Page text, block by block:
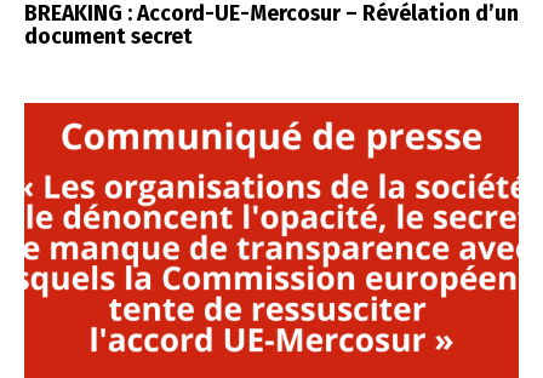
BREAKING : Accord-UE-Mercosur – Révélation d’un
document secret